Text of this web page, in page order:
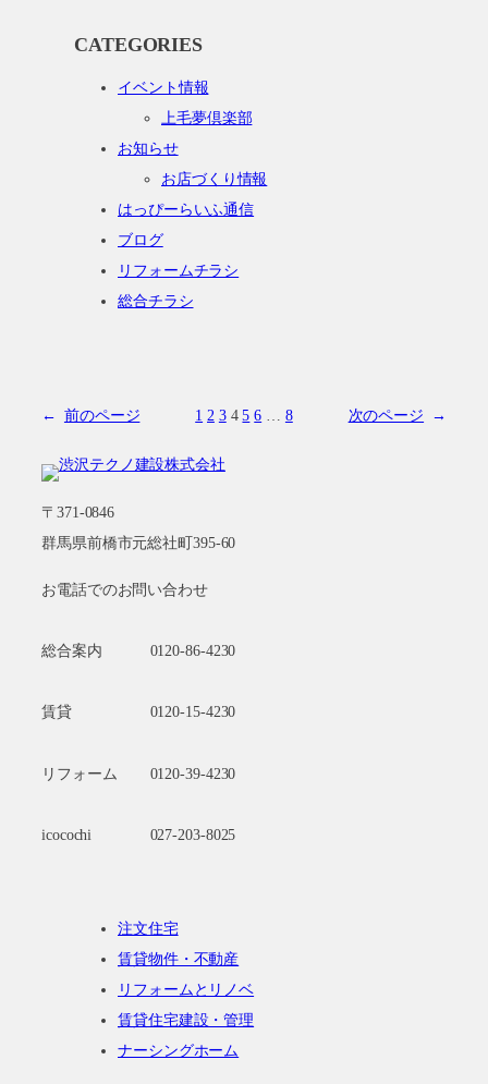
CATEGORIES
イベント情報
上毛夢倶楽部
お知らせ
お店づくり情報
はっぴーらいふ通信
ブログ
リフォームチラシ
総合チラシ
← 前のページ 1 2 3 4 5 6 8 次のページ →
〒371-0846
群馬県前橋市元総社町395-60
お電話でのお問い合わせ
総合案内 0120-86-4230
賃貸 0120-15-4230
リフォーム 0120-39-4230
icocochi 027-203-8025
注文住宅
賃貸物件・不動産
リフォームとリノベ
賃貸住宅建設・管理
ナーシングホーム